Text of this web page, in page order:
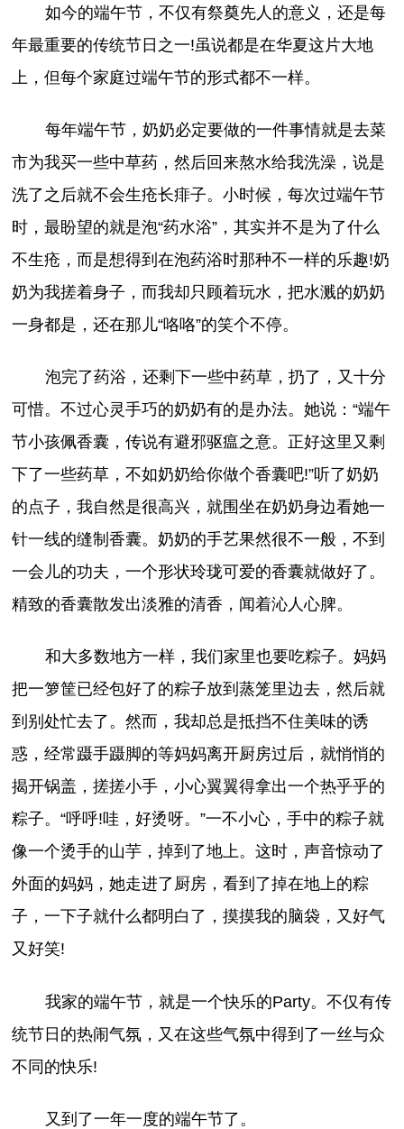
如今的端午节，不仅有祭奠先人的意义，还是每
年最重要的传统节日之一!虽说都是在华夏这片大地
上，但每个家庭过端午节的形式都不一样。
每年端午节，奶奶必定要做的一件事情就是去菜
市为我买一些中草药，然后回来熬水给我洗澡，说是
洗了之后就不会生疮长痱子。小时候，每次过端午节
时，最盼望的就是泡“药水浴”，其实并不是为了什么
不生疮，而是想得到在泡药浴时那种不一样的乐趣!奶
奶为我搓着身子，而我却只顾着玩水，把水溅的奶奶
一身都是，还在那儿“咯咯”的笑个不停。
泡完了药浴，还剩下一些中药草，扔了，又十分
可惜。不过心灵手巧的奶奶有的是办法。她说：“端午
节小孩佩香囊，传说有避邪驱瘟之意。正好这里又剩
下了一些药草，不如奶奶给你做个香囊吧!”听了奶奶
的点子，我自然是很高兴，就围坐在奶奶身边看她一
针一线的缝制香囊。奶奶的手艺果然很不一般，不到
一会儿的功夫，一个形状玲珑可爱的香囊就做好了。
精致的香囊散发出淡雅的清香，闻着沁人心脾。
和大多数地方一样，我们家里也要吃粽子。妈妈
把一箩筐已经包好了的粽子放到蒸笼里边去，然后就
到别处忙去了。然而，我却总是抵挡不住美味的诱
惑，经常蹑手蹑脚的等妈妈离开厨房过后，就悄悄的
揭开锅盖，搓搓小手，小心翼翼得拿出一个热乎乎的
粽子。“呼呼!哇，好烫呀。”一不小心，手中的粽子就
像一个烫手的山芋，掉到了地上。这时，声音惊动了
外面的妈妈，她走进了厨房，看到了掉在地上的粽
子，一下子就什么都明白了，摸摸我的脑袋，又好气
又好笑!
我家的端午节，就是一个快乐的Party。不仅有传
统节日的热闹气氛，又在这些气氛中得到了一丝与众
不同的快乐!
又到了一年一度的端午节了。